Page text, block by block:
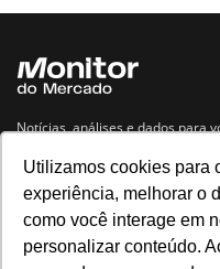
Utilizamos cookies para
experiência, melhorar o
como você interage em
personalizar conteúdo.
Notícias, análises e dados para
Navegue no site
Últimas notícias Quem
Política de privacidade